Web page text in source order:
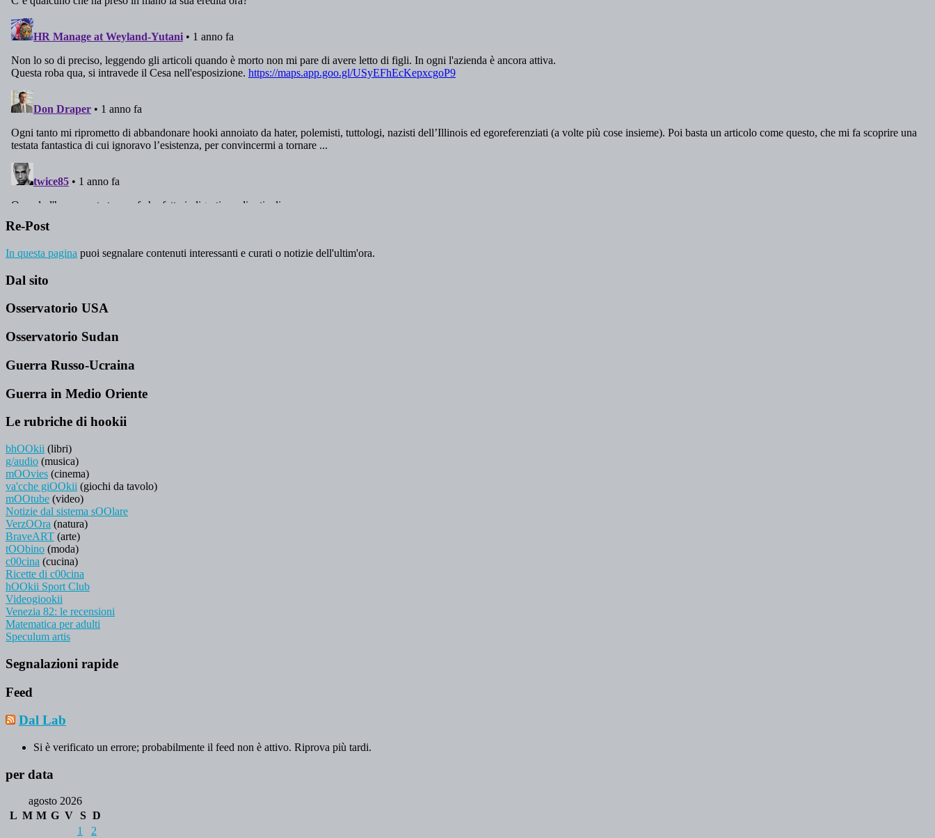
Re-Post
In questa pagina puoi segnalare contenuti interessanti e curati o notizie dell'ultim'ora.
Dal sito
Osservatorio USA
Osservatorio Sudan
Guerra Russo-Ucraina
Guerra in Medio Oriente
Le rubriche di hookii
bhOOkii (libri)
g/audio (musica)
mOOvies (cinema)
va'cche giOOkii (giochi da tavolo)
mOOtube (video)
Notizie dal sistema sOOlare
VerzOOra (natura)
BraveART (arte)
tOObino (moda)
c00cina (cucina)
Ricette di c00cina
hOOkii Sport Club
Videogiookii
Venezia 82: le recensioni
Matematica per adulti
Speculum artis
Segnalazioni rapide
Feed
Dal Lab
Si è verificato un errore; probabilmente il feed non è attivo. Riprova più tardi.
per data
agosto 2026
L M M G V S D
1
2